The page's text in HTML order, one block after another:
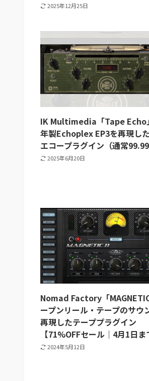
2025年12月25日
IK Multimedia「Tape Echo
年製Echoplex EP3を再現し
エコープラグイン（通常99.99
2025年6月20日
Nomad Factory「
ープンリール・テープのサウ
再現したテーププラグイン
【71%OFFセール｜4月1日ま
2024年5月12日